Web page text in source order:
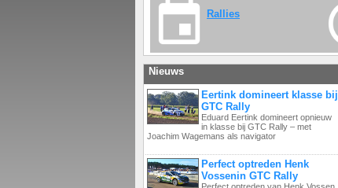
Rallies
Nieuws
Eertink domineert klasse bij
GTC Rally
Eduard Eertink domineert opnieuw
in klasse bij GTC Rally – met
Joachim Wagemans als navigator
Perfect optreden Henk
Vossenin GTC Rally